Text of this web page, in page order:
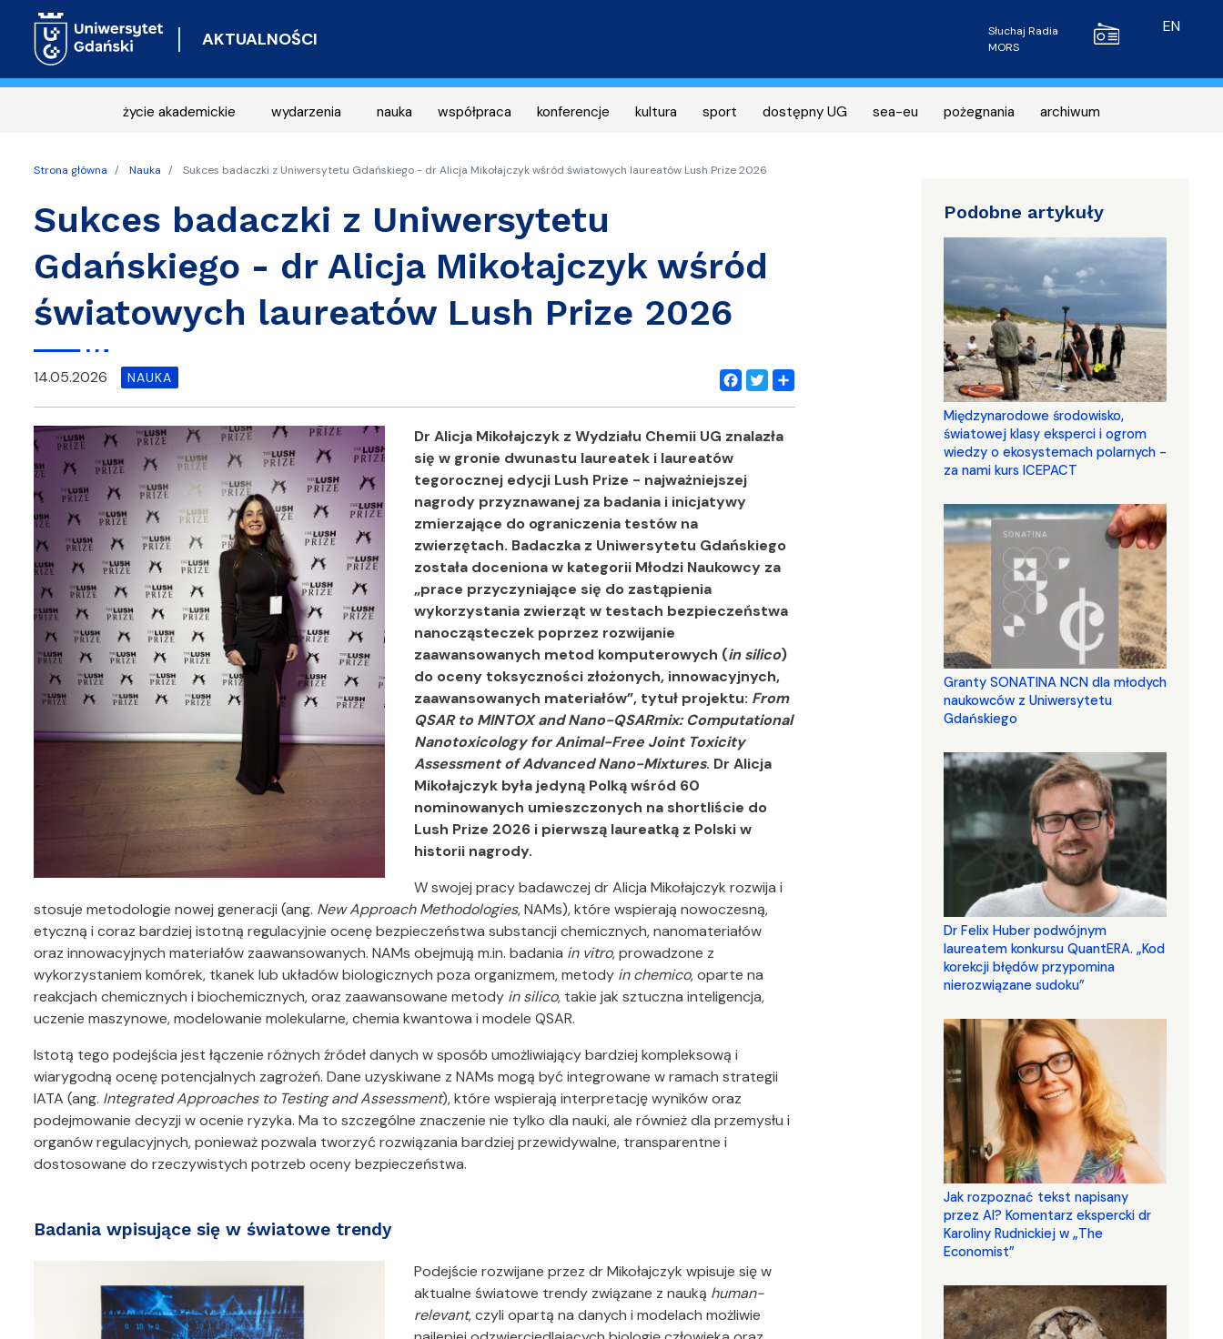
AKTUALNOŚCI Radio MORS
Słuchaj Radia
MORS
EN
życie akademickie wydarzenia nauka współpraca konferencje kultura sport dostępny UG sea-eu pożegnania archiwum
Strona główna Nauka Sukces badaczki z Uniwersytetu Gdańskiego - dr Alicja Mikołajczyk wśród światowych laureatów Lush Prize 2026
Sukces badaczki z Uniwersytetu
Gdańskiego - dr Alicja Mikołajczyk wśród
światowych laureatów Lush Prize 2026
Facebook
Twitter
Share
14.05.2026 NAUKA
Dr Alicja Mikołajczyk z Wydziału Chemii UG znalazła
się w gronie dwunastu laureatek i laureatów
tegorocznej edycji Lush Prize - najważniejszej
nagrody przyznawanej za badania i inicjatywy
zmierzające do ograniczenia testów na
zwierzętach. Badaczka z Uniwersytetu Gdańskiego
została doceniona w kategorii Młodzi Naukowcy za
„prace przyczyniające się do zastąpienia
wykorzystania zwierząt w testach bezpieczeństwa
nanocząsteczek poprzez rozwijanie
zaawansowanych metod komputerowych (in silico)
do oceny toksyczności złożonych, innowacyjnych,
zaawansowanych materiałów”, tytuł projektu: From
QSAR to MINTOX and Nano-QSARmix: Computational
Nanotoxicology for Animal-Free Joint Toxicity
Assessment of Advanced Nano-Mixtures. Dr Alicja
Mikołajczyk była jedyną Polką wśród 60
nominowanych umieszczonych na shortliście do
Lush Prize 2026 i pierwszą laureatką z Polski w
historii nagrody.
W swojej pracy badawczej dr Alicja Mikołajczyk rozwija i
stosuje metodologie nowej generacji (ang. New Approach Methodologies, NAMs), które wspierają nowoczesną,
etyczną i coraz bardziej istotną regulacyjnie ocenę bezpieczeństwa substancji chemicznych, nanomateriałów
oraz innowacyjnych materiałów zaawansowanych. NAMs obejmują m.in. badania in vitro, prowadzone z
wykorzystaniem komórek, tkanek lub układów biologicznych poza organizmem, metody in chemico, oparte na
reakcjach chemicznych i biochemicznych, oraz zaawansowane metody in silico, takie jak sztuczna inteligencja,
uczenie maszynowe, modelowanie molekularne, chemia kwantowa i modele QSAR.
Istotą tego podejścia jest łączenie różnych źródeł danych w sposób umożliwiający bardziej kompleksową i
wiarygodną ocenę potencjalnych zagrożeń. Dane uzyskiwane z NAMs mogą być integrowane w ramach strategii
IATA (ang. Integrated Approaches to Testing and Assessment), które wspierają interpretację wyników oraz
podejmowanie decyzji w ocenie ryzyka. Ma to szczególne znaczenie nie tylko dla nauki, ale również dla przemysłu i
organów regulacyjnych, ponieważ pozwala tworzyć rozwiązania bardziej przewidywalne, transparentne i
dostosowane do rzeczywistych potrzeb oceny bezpieczeństwa.
Badania wpisujące się w światowe trendy
Podejście rozwijane przez dr Mikołajczyk wpisuje się w
aktualne światowe trendy związane z nauką human-
relevant, czyli opartą na danych i modelach możliwie
Podobne artykuły
Międzynarodowe środowisko,
światowej klasy eksperci i ogrom
wiedzy o ekosystemach polarnych -
za nami kurs ICEPACT
Granty SONATINA NCN dla młodych
naukowców z Uniwersytetu
Gdańskiego
Dr Felix Huber podwójnym
laureatem konkursu QuantERA. „Kod
korekcji błędów przypomina
nierozwiązane sudoku”
Jak rozpoznać tekst napisany
przez AI? Komentarz ekspercki dr
Karoliny Rudnickiej w „The
Economist”